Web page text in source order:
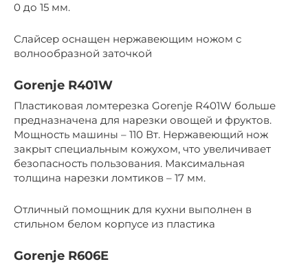
0 до 15 мм.
Слайсер оснащен нержавеющим ножом с
волнообразной заточкой
Gorenje R401W
Пластиковая ломтерезка Gorenje R401W больше
предназначена для нарезки овощей и фруктов.
Мощность машины – 110 Вт. Нержавеющий нож
закрыт специальным кожухом, что увеличивает
безопасность пользования. Максимальная
толщина нарезки ломтиков – 17 мм.
Отличный помощник для кухни выполнен в
стильном белом корпусе из пластика
Gorenje R606E